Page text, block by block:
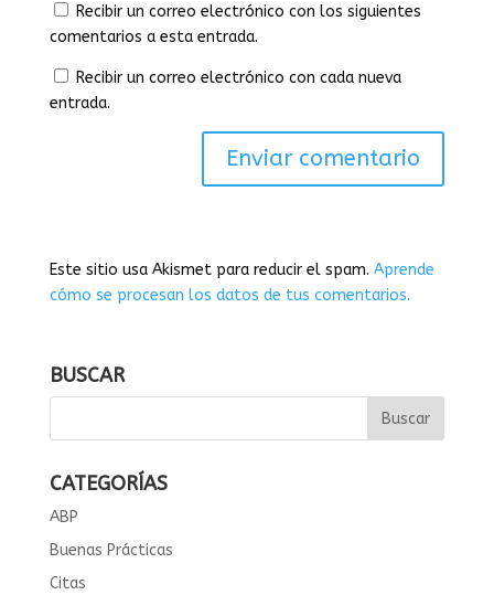
Recibir un correo electrónico con los siguientes
comentarios a esta entrada.
Recibir un correo electrónico con cada nueva
entrada.
Este sitio usa Akismet para reducir el spam. Aprende
cómo se procesan los datos de tus comentarios.
BUSCAR
CATEGORÍAS
ABP
Buenas Prácticas
Citas